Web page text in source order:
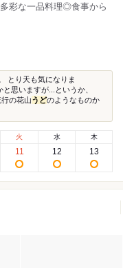
彩な一品料理◎食事から
とり天も気になりま
思いますが...というか、
の花山うどのようなものか
火
11
水
12
木
13